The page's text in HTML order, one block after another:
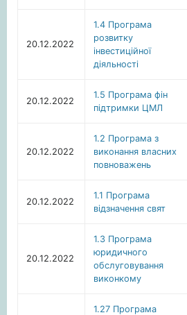
20.12.2022
1.4 Програма
розвитку
інвестиційної
діяльності
20.12.2022
1.5 Програма фін
підтримки ЦМЛ
20.12.2022
1.2 Програма з
виконання власних
повноважень
20.12.2022
1.1 Програма
відзначення свят
20.12.2022
1.3 Програма
юридичного
обслуговування
виконкому
1.27 Програма